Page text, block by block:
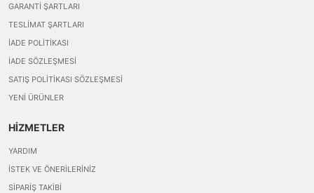
GARANTI ŞARTLARI
TESLIMAT ŞARTLARI
İADE POLITIKASI
İADE SÖZLEŞMESI
SATIŞ POLITIKASI SÖZLEŞMESI
YENI ÜRÜNLER
HİZMETLER
YARDIM
İSTEK VE ÖNERILERINIZ
SIPARIŞ TAKIBI